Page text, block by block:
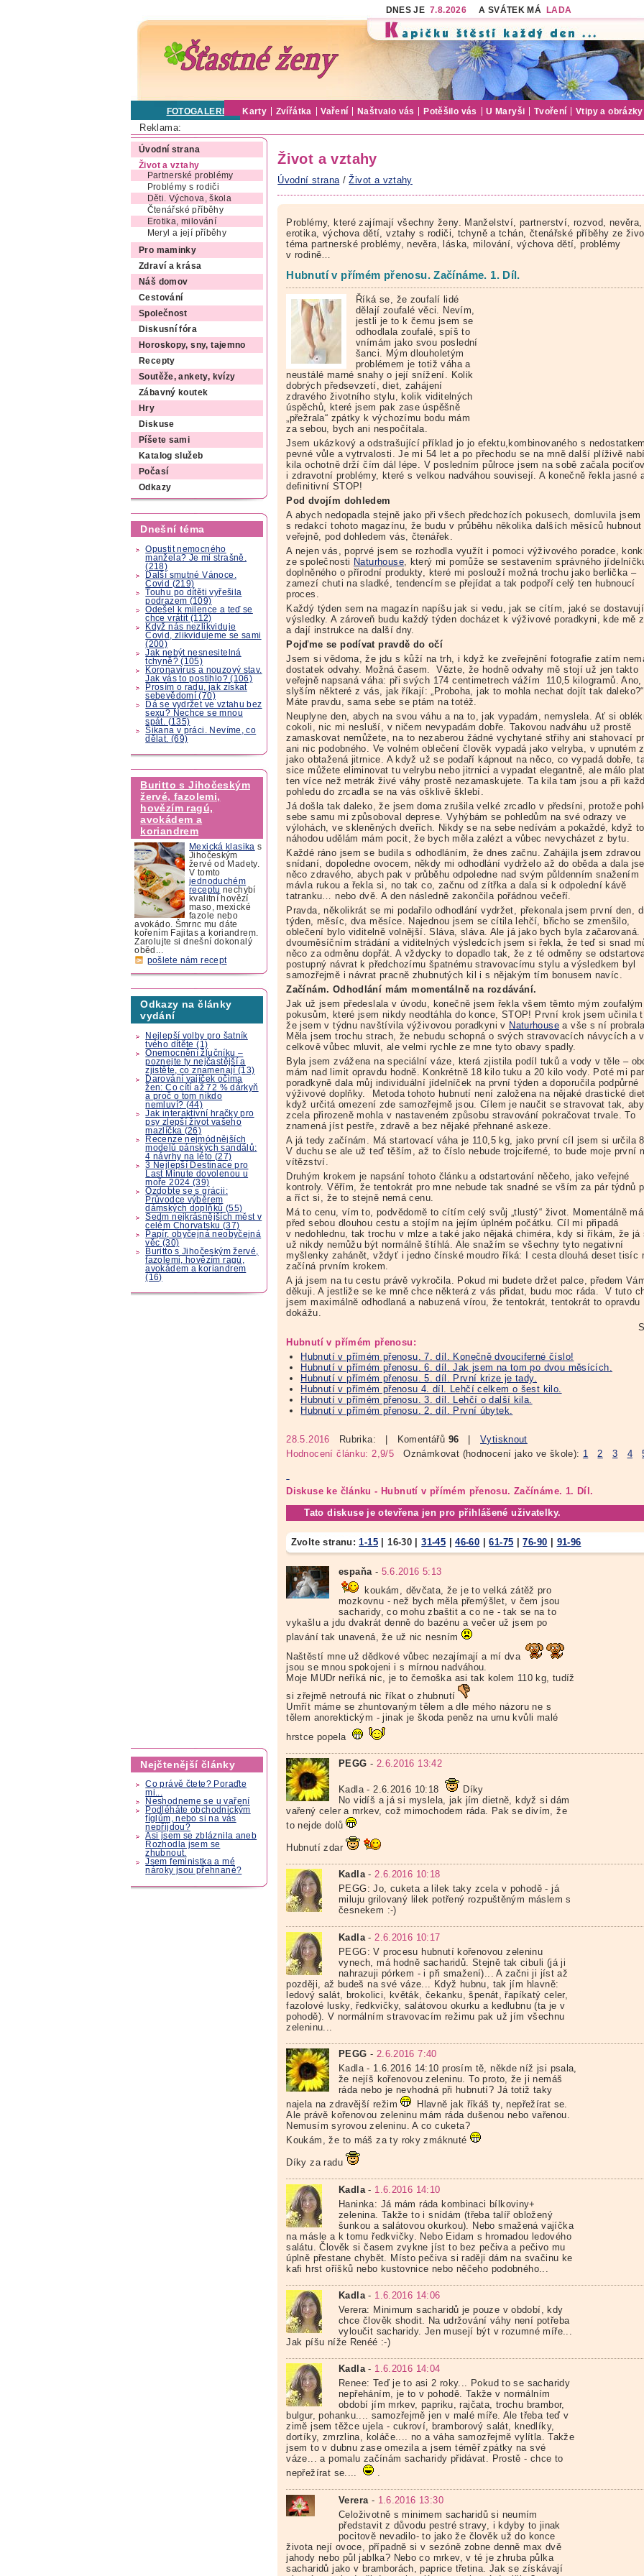
DNES JE 7.8.2026 A SVÁTEK MÁ LADA
FOTOGALERIE Karty Zvířátka Vaření Naštvalo vás Potěšilo vás U Maryši Tvoření Vtipy a obrázky
Reklama:
Úvodní strana
Život a vztahy
Partnerské problémy
Problémy s rodiči
Děti. Výchova, škola
Čtenářské příběhy
Erotika, milování
Meryl a její příběhy
Pro maminky
Zdraví a krása
Náš domov
Cestování
Společnost
Diskusní fóra
Horoskopy, sny, tajemno
Recepty
Soutěže, ankety, kvízy
Zábavný koutek
Hry
Diskuse
Píšete sami
Katalog služeb
Počasí
Odkazy
Dnešní téma
Opustit nemocného
manžela? Je mi strašně.
(218)
Další smutné Vánoce.
Covid (219)
Touhu po dítěti vyřešila
podrazem (109)
Odešel k milence a teď se
chce vrátit (112)
Když nás nezlikviduje
Covid, zlikvidujeme se sami
(200)
Jak nebýt nesnesitelná
tchyně? (105)
Koronavirus a nouzový stav.
Jak vás to postihlo? (106)
Prosím o radu, jak získat
sebevědomí (70)
Dá se vydržet ve vztahu bez
sexu? Nechce se mnou
spát. (135)
Šikana v práci. Nevíme, co
dělat. (69)
Buritto s Jihočeským
žervé, fazolemi,
hovězím ragú,
avokádem a
koriandrem
Mexická klasika s
Jihočeským
žervé od Madety.
V tomto
jednoduchém
receptu nechybí
kvalitní hovězí
maso, mexické
fazole nebo
avokádo. Šmrnc mu dáte
kořením Fajitas a koriandrem.
Zarolujte si dnešní dokonalý
oběd...
pošlete nám recept
Odkazy na články
vydání
Nejlepší volby pro šatník
tvého dítěte (1)
Onemocnění žlučníku –
poznejte ty nejčastější a
zjistěte, co znamenají (13)
Darování vajíček očima
žen: Co cítí až 72 % dárkyň
a proč o tom nikdo
nemluví? (44)
Jak interaktivní hračky pro
psy zlepší život vašeho
mazlíčka (26)
Recenze nejmódnějších
modelů pánských sandálů:
4 návrhy na léto (27)
3 Nejlepší Destinace pro
Last Minute dovolenou u
moře 2024 (39)
Ozdobte se s grácii:
Průvodce výběrem
dámských doplňků (55)
Sedm nejkrásnějších měst v
celém Chorvatsku (37)
Papír, obyčejná neobyčejná
věc (30)
Buritto s Jihočeským žervé,
fazolemi, hovězím ragú,
avokádem a koriandrem
(16)
Nejčtenější články
Co právě čtete? Poraďte
mi...
Neshodneme se u vaření
Podléháte obchodnickým
fíglům, nebo si na vás
nepřijdou?
Asi jsem se zbláznila aneb
Rozhodla jsem se
zhubnout.
Jsem feministka a mé
nároky jsou přehnané?
Život a vztahy
Úvodní strana /Život a vztahy
Problémy, které zajímají všechny ženy. Manželství, partnerství, rozvod, nevěra,
erotika, výchova dětí, vztahy s rodiči, tchyně a tchán, čtenářské příběhy ze
téma partnerské problémy, nevěra, láska, milování, výchova dětí, problémy
v rodině…
Hubnutí v přímém přenosu. Začínáme. 1. Díl.
Říká se, že zoufalí lidé
dělají zoufalé věci. Nevím,
jestli je to k čemu jsem se
odhodlala zoufalé, spíš to
vnímám jako svou poslední
šanci. Mým dlouholetým
problémem je totiž váha a
neustálé marné snahy o její snížení. Kolik
dobrých předsevzetí, diet, zahájení
zdravého životního stylu, kolik viditelných
úspěchů, které jsem pak zase úspěšně
„přežrala“ zpátky k výchozímu bodu mám
za sebou, bych ani nespočítala.
Jsem ukázkový a odstrašující příklad jo jo efektu,kombinovaného s nedostatkem
pevné vůle a vytrvalosti. Je mi 54 let a po přechodu se na mně další plíživě
kila ochotně drží čím dál lépe. V posledním půlroce jsem na sobě začala
i zdravotní problémy, které s velkou nadváhou souvisejí. A konečně řekla jasné
definitivní STOP!
Pod dvojím dohledem
A abych nedopadla stejně jako při všech předchozích pokusech, domluvila jsem
s redakcí tohoto magazínu, že budu v průběhu několika dalších měsíců hubnout
veřejně, pod dohledem vás, čtenářek.
A nejen vás, poprvé jsem se rozhodla využít i pomoci výživového poradce,
ze společnosti Naturhouse, který mi pomůže se sestavením správného
doplněného o přírodní produkty, které mi poslouží možná trochu jako berlička –
zamezí chuti na sladké, tendencím se přejídat a tak podpoří celý ten hubnoucí
proces.
Každý týden sem na magazín napíšu jak si vedu, jak se cítím, jaké se dostavují
výsledky. A zároveň budu každý týden docházet k výživové poradkyni, kde mě
a dají instrukce na další dny.
Pojďme se podívat pravdě do očí
Jsem si vědoma, že jdu s kůží na trh, i když ke zveřejnění fotografie zatím
dostatek odvahy. Možná časem. Vězte, že hodně odvahy mě stojí už jen takto
veřejně napsaná váha: při svých 174 centimetrech vážím 110,5 kilogramů. Ano,
slyším některé z vás, jak říkají: „Proboha, jak to mohla nechat dojít tak daleko?“
Máte pravdu, sama sebe se ptám na totéž.
Neuplyne den, abych na svou váhu a na to, jak vypadám, nemyslela. Ať si
cokoli, nic mi nesluší, v ničem nevypadám dobře. Takovou nadváhu už prostě
zamaskovat nemůžete, na to nezaberou žádné vychytané střihy ani stahovací
ani nic podobného. Ve volném oblečení člověk vypadá jako velryba, v upnutém
jako obtažená jitrnice. A když už se podaří kápnout na něco, co vypadá dobře,
sice můžete eliminovat tu velrybu nebo jitrnici a vypadat elegantně, ale málo
ten více než metrák živé váhy prostě nezamaskujete. Ta kila tam jsou a při
pohledu do zrcadla se na vás ošklivě šklebí.
Já došla tak daleko, že jsem doma zrušila velké zrcadlo v předsíni, protože
sebe samu mi způsoboval deprese. Vyhýbám se pohledům na své odrazy ve
výlohách, ve skleněných dveřích. Nikdy se na sebe nedívám a pokaždé, když to
náhodou udělám mám pocit, že bych měla zalézt a vůbec nevycházet z bytu.
Každé ráno jsem se budila s odhodláním, že dnes začnu. Zahájila jsem zdravou
snídaní, dopoledne ovocem, někdy mi odhodlání vydrželo až do oběda a dala
něco zdravého, abych pak v průběhu odpoledne nad svým půldenním snažením
mávla rukou a řekla si, no tak co, začnu od zítřka a dala si k odpolední kávě
tatranku… nebo dvě. A den následně zakončila pořádnou večeří.
Pravda, několikrát se mi podařilo odhodlání vydržet, překonala jsem první den,
týden, měsíc, dva měsíce. Najednou jsem se cítila lehčí, břicho se zmenšilo,
oblečení bylo viditelně volnější. Sláva, sláva. Ale já jako bych byla začarovaná.
dvouměsíčním strádání a viditelných výsledcích jsem si řekla, že teď si snad
něco za odměnu dopřát. A vždycky to dopadlo tak, že z té odměny se
postupný návrat k předchozímu špatnému stravovacímu stylu a výsledkem byl
samozřejmě i návrat pracně zhubnutých kil i s nějakým tím bonusem navíc.
Začínám. Odhodlání mám momentálně na rozdávání.
Jak už jsem předeslala v úvodu, konečně jsem řekla všem těmto mým zoufalým
pokusům, které jsem nikdy neodtáhla do konce, STOP! První krok jsem učinila
že jsem v týdnu navštívila výživovou poradkyni v Naturhousea vše s ní probrala.
Měla jsem trochu strach, že nebudu schopná o svých stravovacích návycích a
celkově vůbec mluvit, ale velmi rychle ze mne tyto obavy spadly.
Byla jsem zvážena na speciální váze, která zjistila podíl tuků a vody v těle –
mám nad limit opravdu hodně. Konkrétně 18 kilo tuku a 20 kilo vody. Poté mi
poradkyně dala můj individuální jídelníček na první týden a doporučila podpůrné
výživové doplňky. Metoda tohoto hubnutí není založena na nějaké drastické
když určitá omezení zde samozřejmě jsou. Cílem je naučit se stravovat tak,
zcela přirozeně mohla v nastaveném způsobu stravování pokračovat trvale. To
znamená jíst pestře, zdravě a bez nějaké přehnané askeze.
A já tedy začínám. Má startovací váha je 110,5 kg, jako první cíl jsem si určila
V duchu se ale už teď těším, až to číslo nebude trojciferné, to bude moje první
vítězství.
Druhým krokem je napsání tohoto článku a odstartování něčeho, jako veřejné
kontroly. Věřím, že tentokrát pro mne nebude tak snadné se vším za pár týdnů
a říct si, že to stejně nemá cenu.
Má to cenu, vím to, podvědomě to cítím celý svůj „tlustý“ život. Momentálně
před sebou dlouhou cestu a stojím na jejím úplném počátku. Cíl mi připadá
v nedohlednu, tak trochu v mlze a také jako nějaká chiméra, kdy si říkám, že já
už nikdy nemůžu být normálně štíhlá. Ale snažím se všechny tyto negativní
myšlenky zahánět, vždyť i jedno čínské moudro říká: I cesta dlouhá deset tisíc
začíná prvním krokem.
A já jsem na tu cestu právě vykročila. Pokud mi budete držet palce, předem
děkuji. A jestliže se ke mně chce některá z vás přidat, budu moc ráda. V tuto
jsem maximálně odhodlaná a nabuzená vírou, že tentokrát, tentokrát to opravdu
dokážu.
Hubnutí v přímém přenosu:
Hubnutí v přímém přenosu. 7. díl. Konečně dvouciferné číslo!
Hubnutí v přímém přenosu. 6. díl. Jak jsem na tom po dvou měsících.
Hubnutí v přímém přenosu. 5. díl. První krize je tady.
Hubnutí v přímém přenosu 4. díl. Lehčí celkem o šest kilo.
Hubnutí v přímém přenosu. 3. díl. Lehčí o další kila.
Hubnutí v přímém přenosu. 2. díl. První úbytek.
28.5.2016 Rubrika: | Komentářů 96 |Vytisknout
Hodnocení článku: 2,9/5 Oznámkovat (hodnocení jako ve škole): 1 2 3 4
Diskuse ke článku - Hubnutí v přímém přenosu. Začínáme. 1. Díl.
Tato diskuse je otevřena jen pro přihlášené uživatelky.
Zvolte stranu:1-15 |16-30 |31-45 |46-60 |61-75 |76-90 91-96
espaňa - 5.6.2016 5:13
koukám, děvčata, že je to velká zátěž pro
mozkovnu - než bych měla přemýšlet, v čem jsou
sacharidy, co mohu zbaštit a co ne - tak se na to
vykašlu a jdu dvakrát denně do bazénu a večer už jsem po
plavání tak unavená, že už nic nesním
Naštěstí mne už dědkové vůbec nezajímají a mí dva
jsou se mnou spokojeni i s mírnou nadváhou.
Moje MUDr neříká nic, je to černoška asi tak kolem 110 kg, tudíž
si zřejmě netroufá nic říkat o zhubnutí
Umřít máme se zhuntovaným tělem a dle mého názoru ne s
tělem anorektickým - jinak je škoda peněz na urnu kvůli malé
hrstce popela
PEGG - 2.6.2016 13:42
Kadla - 2.6.2016 10:18
Díky
No vidíš a já si myslela, jak jím dietně, když si dám
vařený celer a mrkev, což mimochodem ráda. Pak se divím, že
to nejde dolů
Hubnutí zdar
Kadla-2.6.2016 10:18
PEGG: Jo, cuketa a lilek taky zcela v pohodě - já
miluju grilovaný lilek potřený rozpuštěným máslem s
česnekem :-)
Kadla - 2.6.2016 10:17
PEGG: V procesu hubnutí kořenovou zeleninu
vynech, má hodně sacharidů. Stejně tak cibuli (já ji
nahrazuji pórkem - i při smažení)... A začni ji jíst až
později, až budeš na své váze... Když hubnu, tak jím hlavně:
ledový salát, brokolici, květák, čekanku, špenát, řapíkatý celer,
fazolové lusky, ředkvičky, salátovou okurku a kedlubnu (ta je v
pohodě). V normálním stravovacím režimu pak už jím všechnu
zeleninu...
PEGG - 2.6.2016 7:40
Kadla - 1.6.2016 14:10 prosím tě, někde níž jsi psala,
že nejíš kořenovou zeleninu. To proto, že ji nemáš
ráda nebo je nevhodná při hubnutí? Já totiž taky
najela na zdravější režim
Hlavně jak říkáš ty, nepřežírat se.
Ale právě kořenovou zeleninu mám ráda dušenou nebo vařenou.
Nemusím syrovou zeleninu. A co cuketa?
Koukám, že to máš za ty roky zmáknuté
Díky za radu
Kadla - 1.6.2016 14:10
Haninka: Já mám ráda kombinaci bílkoviny+
zelenina. Takže to i snídám (třeba talíř obložený
šunkou a salátovou okurkou). Nebo smažená vajíčka
na másle a k tomu ředkvičky. Nebo Eidam s hromadou ledového
salátu. Člověk si časem zvykne jíst to bez pečiva a pečivo mu
úplně přestane chybět. Místo pečiva si raději dám na svačinu ke
kafi hrst oříšků nebo kustovnice nebo něčeho podobného...
Kadla- 1.6.2016 14:06
Verera: Minimum sacharidů je pouze v období, kdy
chce člověk shodit. Na udržování váhy není potřeba
vyloučit sacharidy. Jen musejí být v rozumné míře...
Jak píšu níže Renéé :-)
Kadla- 1.6.2016 14:04
Renee: Teď je to asi 2 roky... Pokud to se sacharidy
nepřeháním, je to v pohodě. Takže v normálním
období jím mrkev, papriku, rajčata, trochu brambor,
bulgur, pohanku.... samozřejmě jen v malé míře. Ale třeba teď v
zimě jsem těžce ujela - cukroví, bramborový salát, knedlíky,
dortíky, zmrzlina, koláče.... no a váha samozřejmě vylítla. Takže
jsem to v dubnu zase omezila a jsem téměř zpátky na své
váze... a pomalu začínám sacharidy přidávat. Prostě - chce to
nepřežírat se....
.
Verera - 1.6.2016 13:30
Celoživotně s minimem sacharidů si neumím
představit z důvodu pestré stravy, i kdyby to jinak
pocitově nevadilo- to jako že člověk už do konce
života nejí ovoce, případně si v sezóně zobne denně max dvě
jahody nebo půl jablka? Nebo co mrkev, v té je zhruba půlka
sacharidů jako v bramborách, paprice třetina. Jak se získávají